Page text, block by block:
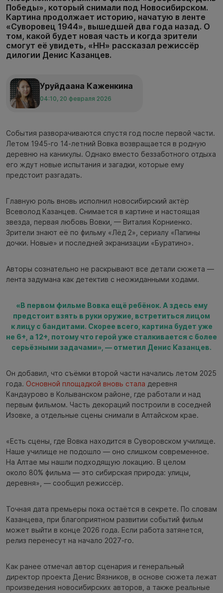
Победы», который снимали под Новосибирском.
Картина продолжает историю, начатую в ленте
«Суворовец 1944», вышедшей два года назад. О
том, какой будет новая часть и когда зрители
смогут её увидеть, «НН» рассказал режиссёр
дилогии Денис Казанцев.
Уруйдаана Каженкина
04:10, 20 февраля 2026
События разворачиваются спустя год после первой части.
Летом 1945-го 14-летний Вовка возвращается в родную
деревню на каникулы. Однако вместо беззаботного отдыха
его ждут новые испытания и загадки, которые ему
предстоит разгадать.
Главную роль вновь исполнил новосибирский актёр
Всеволод Казанцев. Снимается в картине и настоящая
звезда, первая любовь Вовки, — Виталия Корниенко.
Зрители знают её по фильму «Лёд 2», сериалу «Папины
дочки. Новые» и последней экранизации «Буратино».
Авторы сознательно не раскрывают все детали сюжета —
лента задумана как детектив с неожиданными ходами.
«В первом фильме Вовка ещё ребёнок. А здесь ему
предстоит взять в руки оружие, встретиться лицом
к лицу с бандитами. Скорее всего, картина будет уже
не 6+, а 12+, потому что герой уже сталкивается с более
серьёзными задачами», — отметил Денис Казанцев.
Он добавил, что съёмки второй части начались летом 2025
года. Основной площадкой вновь стала деревня
Кандаурово в Колыванском районе, где работали и над
первым фильмом. Часть декораций построили в соседней
Изовке, а отдельные сцены снимали в Алтайском крае.
«Есть сцены, где Вовка находится в Суворовском училище.
Наше училище не подошло — оно слишком современное.
На Алтае мы нашли подходящую локацию. В целом
около 80% фильма — это сибирская природа: улицы,
деревня», — сообщил режиссёр.
Точная дата премьеры пока остаётся в секрете. По словам
Казанцева, при благоприятном развитии событий фильм
может выйти в конце 2026 года. Если работа затянется,
релиз перенесут на начало 2027-го.
Как ранее отмечал автор сценария и генеральный
директор проекта Денис Вязников, в основе сюжета лежат
произведения новосибирских авторов, а также реальные